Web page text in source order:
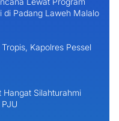
di Padang Laweh Malalo
Kapolres Pessel
Hangat Silahturahmi